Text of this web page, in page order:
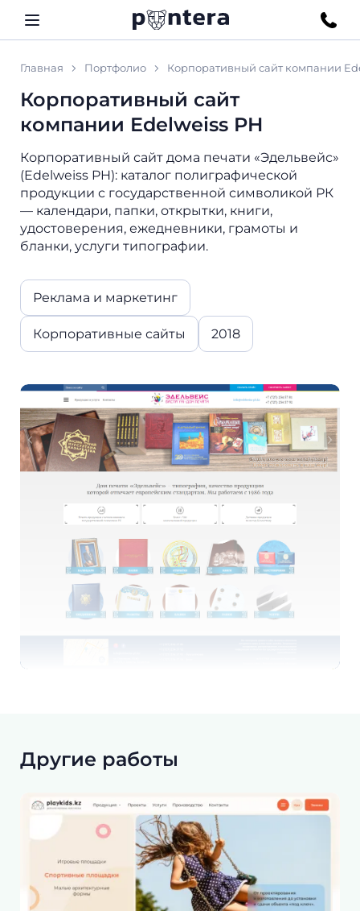
Главная Портфолио Корпоративный сайт компании
Корпоративный сайт
компании Edelweiss PH
Корпоративный сайт дома печати «Эдельвейс»
(Edelweiss PH): каталог полиграфической
продукции с государственной символикой РК
— календари, папки, открытки, книги,
удостоверения, ежедневники, грамоты и
бланки, услуги типографии.
Реклама и маркетинг
Корпоративные сайты 2018
Другие работы